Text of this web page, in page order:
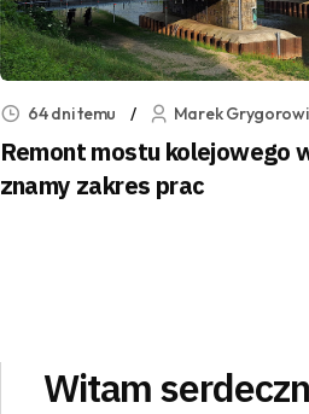
64 dni temu Marek
Remont mostu kolejowego
znamy zakres prac
Witam